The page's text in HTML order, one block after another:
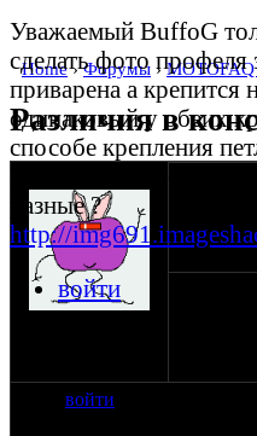
Home›Форумы ›
Различия в
войти
Уважаемый BuffoG
сделать фото профеля
приварена а
одинаковый у обеих
способе крепления
разные ?
http://
войти